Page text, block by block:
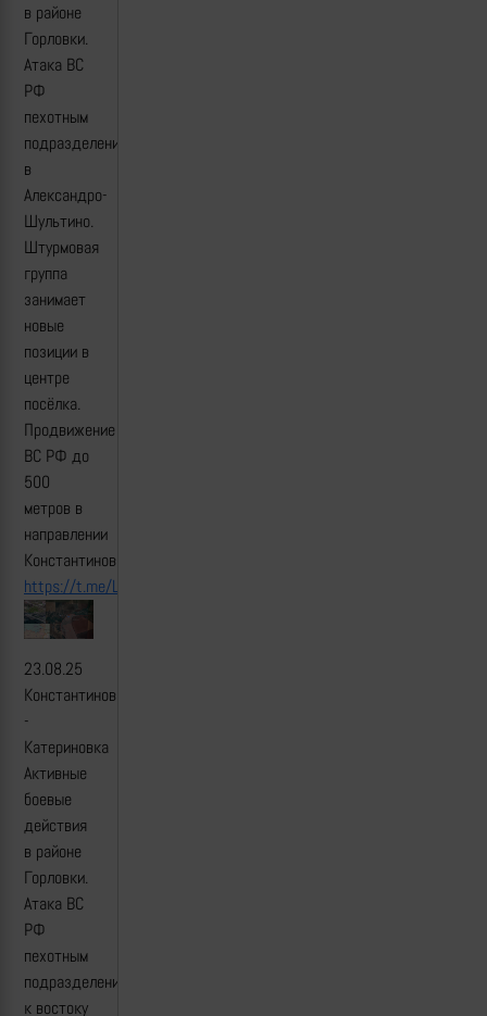
в районе
Горловки.
Атака ВС
РФ
пехотным
подразделениtм
в
Александро-
Шультино.
Штурмовая
группа
занимает
новые
позиции в
центре
посёлка.
Продвижение
ВС РФ до
500
метров в
направлении
Константиновки.
https://t.me/Legion_W_Bat1/970
23.08.25
Константиновка
-
Катериновка
Активные
боевые
действия
в районе
Горловки.
Атака ВС
РФ
пехотным
подразделениям
к востоку